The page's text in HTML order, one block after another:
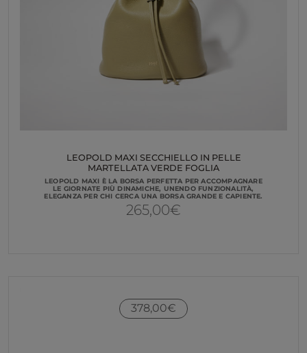
LEOPOLD MAXI SECCHIELLO IN PELLE
MARTELLATA VERDE FOGLIA
LEOPOLD MAXI È LA BORSA PERFETTA PER ACCOMPAGNARE
LE GIORNATE PIÙ DINAMICHE, UNENDO FUNZIONALITÀ,
ELEGANZA PER CHI CERCA UNA BORSA GRANDE E CAPIENTE.
265,00€
378,00€